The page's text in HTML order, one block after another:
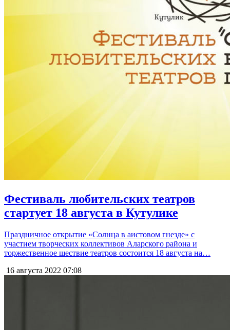
Фестиваль любительских театров
стартует 18 августа в Кутулике
Праздничное открытие «Солнца в аистовом гнезде» с
участием творческих коллективов Аларского района и
торжественное шествие театров состоится 18 августа на…
16 августа 2022 07:08